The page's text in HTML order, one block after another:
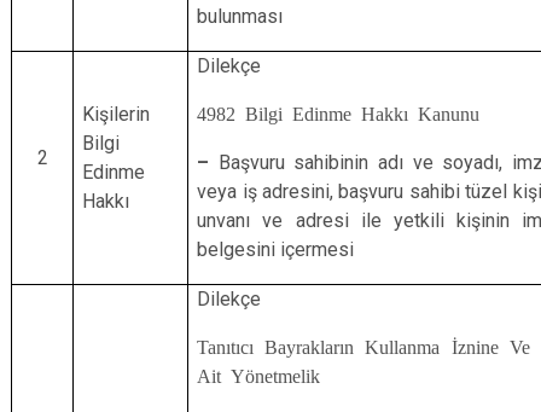
bulunması
2
Kişilerin
Bilgi
Edinme
Hakkı
Dilekçe
4982 Bilgi Edinme Hakkı Kanunu
– Başvuru sahibinin adı ve soyadı,
veya iş adresini, başvuru sahibi tüzel
unvanı ve adresi ile yetkili kişinin
belgesini içermesi
Dilekçe
Tanıtıcı Bayrakların Kullanma İznine
Ait Yönetmelik